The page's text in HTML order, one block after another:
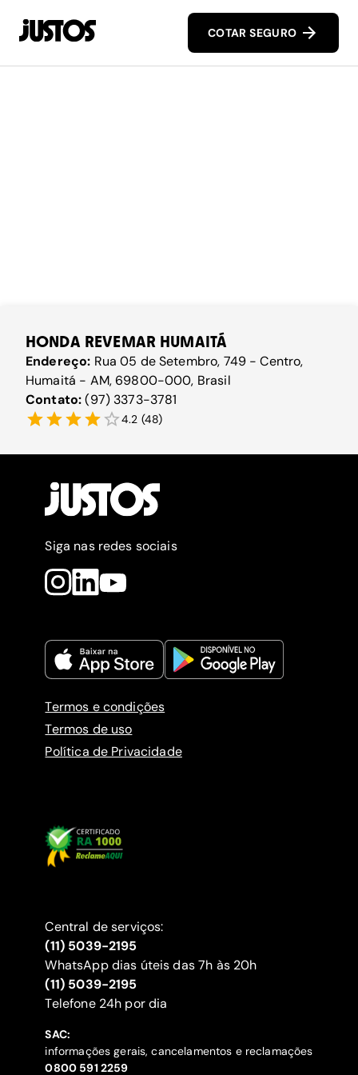
COTAR SEGURO
HONDA REVEMAR HUMAITÁ
Endereço: Rua 05 de Setembro, 749 - Centro,
Humaitá - AM, 69800-000, Brasil
Contato:(97) 3373-3781
4.2 (48)
Siga nas redes sociais
Termos e condições
Termos de uso
Política de Privacidade
Central de serviços:
(11) 5039-2195
WhatsApp dias úteis das 7h às 20h
(11) 5039-2195
‍Telefone 24h por dia
SAC:
informações gerais, cancelamentos e reclamações
‍0800 591 2259